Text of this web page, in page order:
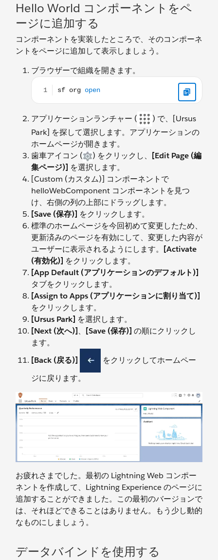
Hello World コンポーネントをペ
ージに追加する
コンポーネントを実装したところで、そのコンポーネ
ントをページに追加して表示しましょう。
ブラウザーで組織を開きます。
sf org open
アプリケーションランチャー (
) で、[Ursus
Park] を探して選択します。アプリケーションの
ホームページが開きます。
歯車アイコン (
) をクリックし、
[Edit Page (編
集ページ)] を選択します。
[Custom (カスタム)] コンポーネントで
helloWebComponent コンポーネントを見つ
け、右側の列の上部にドラッグします。
[Save (保存)] をクリックします。
標準のホームページを今回初めて変更したため、
更新済みのページを有効にして、変更した内容が
ユーザーに表示されるようにします。
[Activate
(有効化)] をクリックします。
[App Default (アプリケーションのデフォルト)]
タブをクリックします。
[Assign to Apps (アプリケーションに割り当て)]
をクリックします。
[Ursus Park] を選択します。
[Next (次へ)] 、 [Save (保存)] の順にクリックし
ます。
[Back (戻る)]
をクリックしてホームペー
ジに戻ります。
お疲れさまでした。最初の Lightning Web コンポー
ネントを作成して、Lightning Experience のページに
追加することができました。この最初のバージョンで
は、それほどできることはありません。もう少し動的
なものにしましょう。
データバインドを使用する